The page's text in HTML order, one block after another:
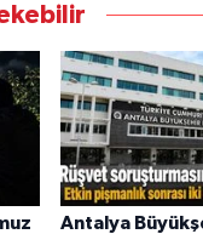
Antalya